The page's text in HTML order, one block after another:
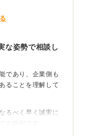
な姿勢で相談し
であり、企業側も
ることを理解して
るべく早く誠実に
の鉄則です。